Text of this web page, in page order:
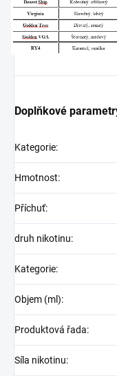
Doplňkové
Kategorie:
Hmotnost:
Příchuť:
druh nikotinu:
Kategorie:
Objem (ml):
Produktová řada:
Síla nikotinu: